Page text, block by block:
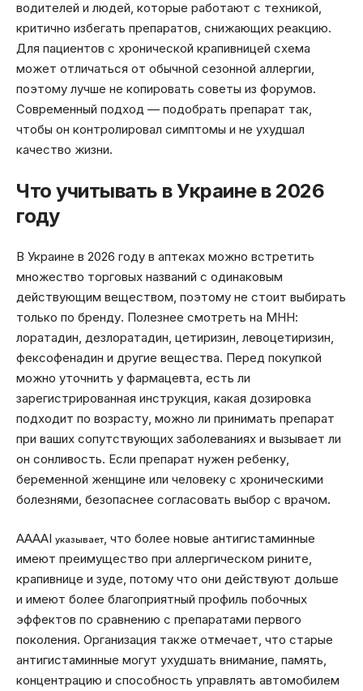
водителей и людей, которые работают с техникой,
критично избегать препаратов, снижающих реакцию.
Для пациентов с хронической крапивницей схема
может отличаться от обычной сезонной аллергии,
поэтому лучше не копировать советы из форумов.
Современный подход — подобрать препарат так,
чтобы он контролировал симптомы и не ухудшал
качество жизни.
Что учитывать в Украине в 2026
году
В Украине в 2026 году в аптеках можно встретить
множество торговых названий с одинаковым
действующим веществом, поэтому не стоит выбирать
только по бренду. Полезнее смотреть на МНН:
лоратадин, дезлоратадин, цетиризин, левоцетиризин,
фексофенадин и другие вещества. Перед покупкой
можно уточнить у фармацевта, есть ли
зарегистрированная инструкция, какая дозировка
подходит по возрасту, можно ли принимать препарат
при ваших сопутствующих заболеваниях и вызывает ли
он сонливость. Если препарат нужен ребенку,
беременной женщине или человеку с хроническими
болезнями, безопаснее согласовать выбор с врачом.
AAAAI указывает , что более новые антигистаминные
имеют преимущество при аллергическом рините,
крапивнице и зуде, потому что они действуют дольше
и имеют более благоприятный профиль побочных
эффектов по сравнению с препаратами первого
поколения. Организация также отмечает, что старые
антигистаминные могут ухудшать внимание, память,
концентрацию и способность управлять автомобилем